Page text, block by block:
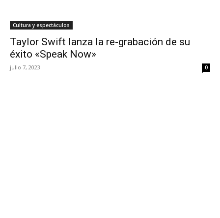
Cultura y espectáculos
Taylor Swift lanza la re-grabación de su
éxito «Speak Now»
julio 7, 2023 0